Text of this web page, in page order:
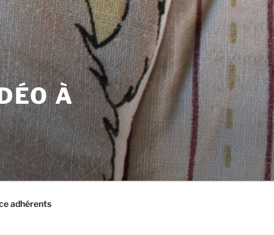
À
adhérents